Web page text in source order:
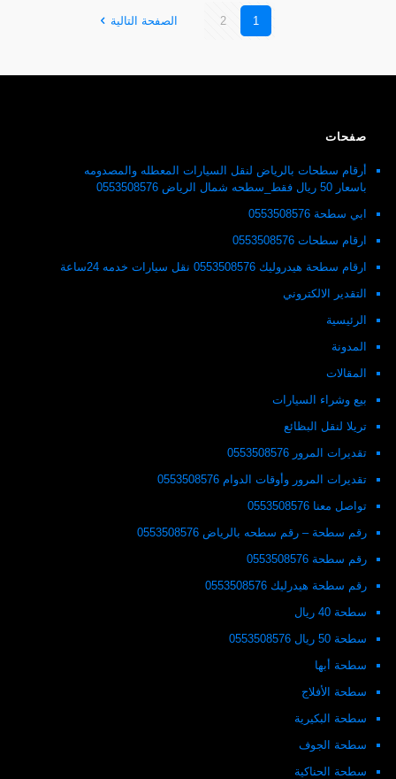
1
2 الصفحة التالية
صفحات
أرقام سطحات بالرياض لنقل السيارات المعطله والمصدومه
باسعار 50 ريال فقط_سطحه شمال الرياض 0553508576
ابي سطحة 0553508576
ارقام سطحات 0553508576
ارقام سطحة هيدروليك 0553508576 نقل سيارات خدمه 24ساعة
التقدير الالكتروني
الرئيسية
المدونة
المقالات
بيع وشراء السيارات
تريلا لنقل البظائع
تقديرات المرور 0553508576
تقديرات المرور وأوقات الدوام 0553508576
تواصل معنا 0553508576
رقم سطحة – رقم سطحه بالرياض 0553508576
رقم سطحة 0553508576
رقم سطحة هيدرليك 0553508576
سطحة 40 ريال
سطحة 50 ريال 0553508576
سطحة أبها
سطحة الأفلاج
سطحة البكيرية
سطحة الجوف
سطحة الحناكية